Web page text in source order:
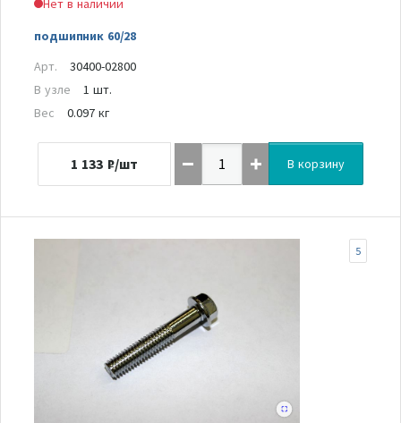
Нет в наличии
подшипник 60/28
Арт.
30400-02800
В узле
1 шт.
Вес
0.097 кг
1 133 ₽/шт В корзину
5